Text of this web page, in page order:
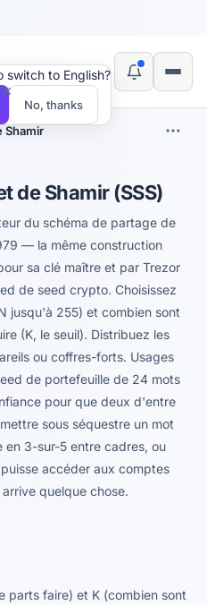
Shamir
de Shamir (SSS)
du schéma de partage de
— la même construction
sa clé maître et par Trezor
de seed crypto. Choisissez
jusqu'à 255) et combien sont
(K, le seuil). Distribuez les
ou coffres-forts. Usages
de portefeuille de 24 mots
pour que deux d'entre
sous séquestre un mot
3-sur-5 entre cadres, ou
accéder aux comptes
quelque chose.
parts faire) et K (combien sont
×
switch to English?
No, thanks